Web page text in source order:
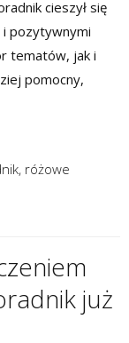
cieszył się
pozytywnymi
tematów, jak i
pomocny,
, różowe
już